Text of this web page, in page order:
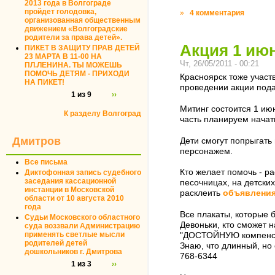
2013 года в Волгограде
пройдет голодовка,
организованная общественным
движением «Волгоградские
родители за права детей».
ПИКЕТ В ЗАЩИТУ ПРАВ ДЕТЕЙ
23 МАРТА В 11-00 НА
ПЛ.ЛЕНИНА. ТЫ МОЖЕШЬ
ПОМОЧЬ ДЕТЯМ - ПРИХОДИ
НА ПИКЕТ!
1 из 9
››
К разделу Волгоград
Дмитров
Все письма
Диктофонная запись судебного
заседания кассационной
инстанции в Московской
области от 10 августа 2010
года
Судьи Московского областного
суда воззвали Администрацию
применять светлые мысли
родителей детей
дошкольников г. Дмитрова
1 из 3
››
» 4 комментария
Акция 1
Чт, 26/05/2011 - 00:21
Красноярск тоже
проведении акции
Митинг состоится 1
часть планируем
Дети смогут
персонажем.
Кто желает помочь -
песочницах, на
расклеить
Все плакаты,
Девоньки, кто сможет
"ДОСТОЙНУЮ
Знаю, что длинный, но
768-6344